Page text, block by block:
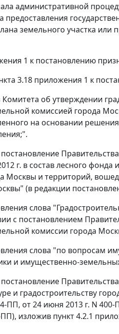
административной
предоставления
земельного участка
1 к постановлению
3.18 приложения 1 к
об утверждении
комиссией города
на основании
г. в состав лесного
Москвы и территорий,
(в редакции
слова
с постановлением
комиссии города
слова "по вопросам
и имущественно-
и градостроительству
ПП, от 24 июня 2013 г. N
ПП), изложив пункт 4.2.1